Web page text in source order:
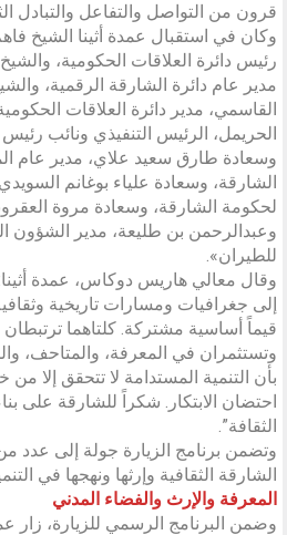
قرون من التواصل والتفاعل والتبادل
وكان في استقبال عمدة أثينا الشيخ
رئيس دائرة العلاقات الحكومية،
مدير عام دائرة الشارقة الرقمية،
القاسمي، مدير دائرة العلاقات
الحريمل، الرئيس التنفيذي ونائب
وسعادة طارق سعيد علاي، مدير عام
الشارقة، وسعادة علياء بوغانم
لحكومة الشارقة، وسعادة مروة
وعبدالرحمن بن طليعة، مدير الشؤون
للطيران».
وقال معالي هاريس دوكاس، عمدة أثينا:
إلى جغرافيات ومسارات تاريخية وثقافية
قيماً أساسية مشتركة. كلتاهما ترتبطان
وتستثمران في المعرفة، والمتاحف،
بأن التنمية المستدامة لا تتحقق إلا من
احتضان الابتكار. شكراً للشارقة على
الثقافة”.
وتضمن برنامج الزيارة جولة إلى عدد
الشارقة الثقافية وإرثها ونهجها في
المعرفة والإرث والفضاء المدني
وضمن البرنامج الرسمي للزيارة، زار